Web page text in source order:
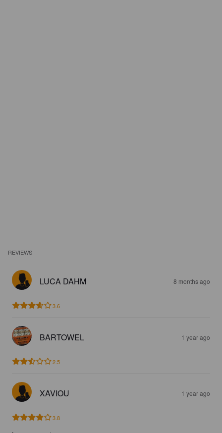
REVIEWS
LUCA DAHM 8 months ago
3.6
BARTOWEL 1 year ago
2.5
XAVIOU 1 year ago
3.8